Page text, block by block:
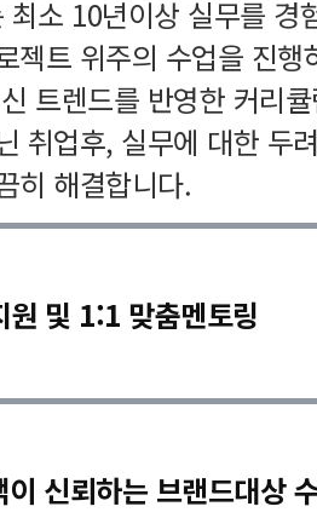
최소 10년이상 실무를 경
젝트 위주의 수업을 진
트렌드를 반영한 커리
취업후, 실무에 대한 두
히 해결합니다.
및 1:1 맞춤멘토링
신뢰하는 브랜드대상